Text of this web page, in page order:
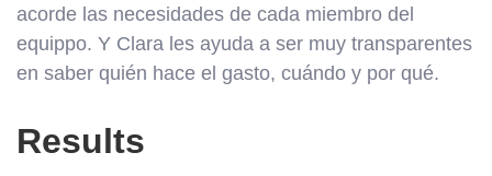
acorde las necesidades de cada miembro del
equippo. Y Clara les ayuda a ser muy transparentes
en saber quién hace el gasto, cuándo y por qué.
Results